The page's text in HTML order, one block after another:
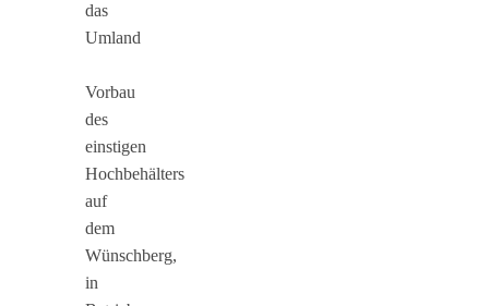
das
Umland
Vorbau
des
einstigen
Hochbehälters
auf
dem
Wünschberg,
in